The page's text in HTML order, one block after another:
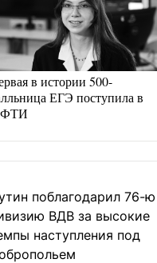
в истории 500-
ЕГЭ поступила в
поблагодарил 76-ю
ВДВ за высокие
наступления под